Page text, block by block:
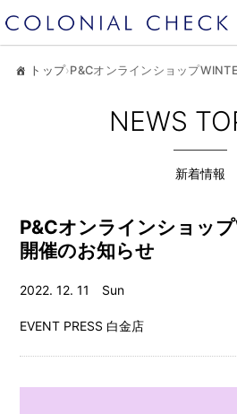
トップ›P&Cオンラインショップ
NEWS
新着情報
P&Cオンラインショッ
開催のお知らせ
2022. 12. 11 Sun
EVENT PRESS 白金店